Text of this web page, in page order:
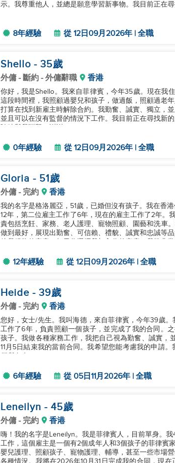
示。我尊重他人，並總是願意學習新事物。我目前正在
8年經驗 從 12日09月2026年 | 全職
Shello - 35歲
外傭 - 斷約 - 外傭辭職 香港
你好，我是Shello。我來自菲律賓，今年35歲。現在我
這段時間裡，我照顧過嬰兒和孩子，做過飯，照顧過老
打算在找到新雇主時解除合約。我勤奮、誠實、獨立，
並且可以在沒有監督的情況下工作。我目前正在尋找新
0年經驗 從 12日09月2026年 | 全職
Gloria - 51歲
外傭 - 完約 香港
我的名字是格洛麗亞，51歲，已婚但沒有孩子。我在香
12年，第二位雇主工作了6年，現在的雇主工作了2年。
責包括烹飪、家務、老人護理、寵物照顧、園藝和洗車
做到最好，展現出勤奮、可信賴、禮貌、誠實和忠誠等
12年經驗 從 12日09月2026年 | 全職
Heide - 39歲
外傭 - 完約 香港
您好，女士/先生。我叫海德，來自菲律賓，今年39歲
工作了6年，負責照顧一個孩子，並完成了我的合同。
孩子。我做各種家務工作，我把自己視為勤奮、誠實，
11月5日結束我的當前合同。我希望您能考慮我的申請
6年經驗 從 05日11月2026年 | 全職
Leneilyn - 45歲
外傭 - 完約 香港
嗨！我的名字是Leneilyn。我是菲律賓人，目前單身。
工作，這個雇主是一個有2個成年人和3個孩子的菲律賓
嬰兒護理、照顧孩子、寵物護理、輔導，甚至一些市場